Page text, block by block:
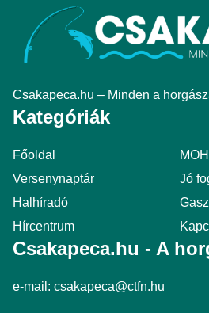
Csakapeca.hu – Minden a
Kategóriák
Főoldal
Versenynaptár
Jó
Halhíradó
Hírcentrum
Csakapeca.hu - A
e-mail: csakapeca@ctfn.hu